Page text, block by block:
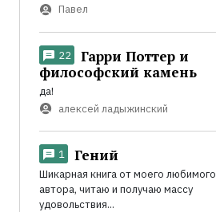
Павел
22
Гарри Поттер и
философский камень
да!
алексей ладыжинский
1 Гений
Шикарная книга от моего любимого
автора, читаю и получаю массу
удовольствия...